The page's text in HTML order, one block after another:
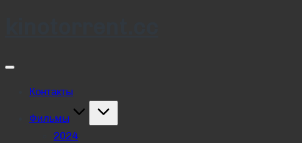
Контакты
Фильмы
2024